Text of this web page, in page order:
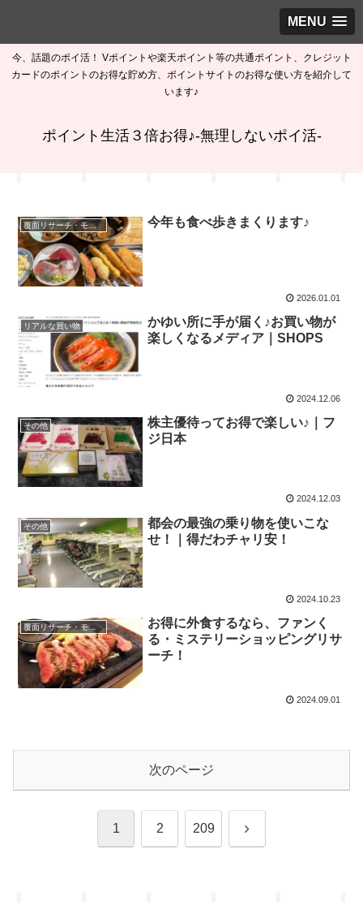
MENU
今、話題のポイ活！ Vポイントや楽天ポイント等の共通ポイント、クレジット
カードのポイントのお得な貯め方、ポイントサイトのお得な使い方を紹介して
います♪
ポイント生活３倍お得♪-無理しないポイ活-
覆面リサーチ・モニター 今年も食べ歩きまくります♪
2026.01.01
リアルな買い物
かゆい所に手が届く♪お買い物が
楽しくなるメディア｜SHOPS
2024.12.06
その他
株主優待ってお得で楽しい♪｜フ
ジ日本
2024.12.03
その他
都会の最強の乗り物を使いこな
せ！｜得だわチャリ安！
2024.10.23
覆面リサーチ・モニター
お得に外食するなら、ファンく
る・ミステリーショッピングリサ
ーチ！
2024.09.01
次のページ
1 2 209 次